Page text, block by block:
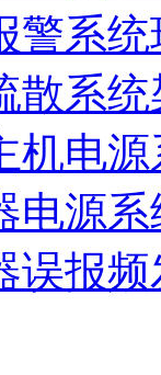
系统
系统
电源
源系
报频